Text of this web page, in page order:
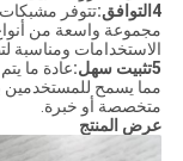
4التوافق:
تتوفر
مجموعة واسعة من أنواع
الاستخدامات ومناسبة
5تثبيت سهل:
عادة ما
مما يسمح للمستخدمين
متخصصة أو خبرة.
عرض المنتج